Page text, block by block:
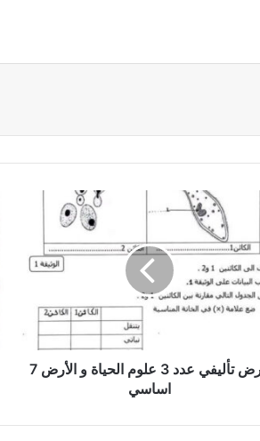
فرض تأليفي عدد 3 علوم الحياة و الأرض 7
اساسي